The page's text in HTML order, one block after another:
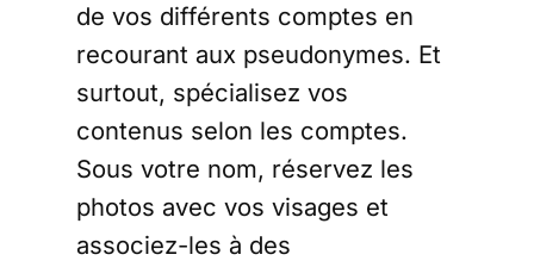
de vos différents comptes en
recourant aux pseudonymes. Et
surtout, spécialisez vos
contenus selon les comptes.
Sous votre nom, réservez les
photos avec vos visages et
associez-les à des